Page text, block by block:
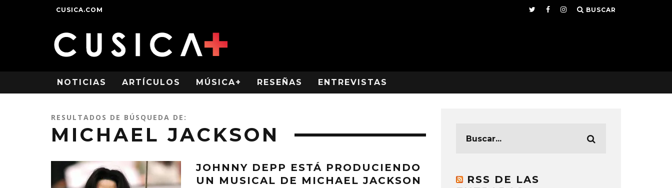
CUSICA.COM BUSCAR
NOTICIAS ARTÍCULOS MÚSICA+ RESEÑAS ENTREVISTAS
RESULTADOS DE BÚSQUEDA DE:
MICHAEL JACKSON
JOHNNY DEPP ESTÁ PRODUCIENDO
UN MUSICAL DE MICHAEL JACKSON
RSS DE LAS